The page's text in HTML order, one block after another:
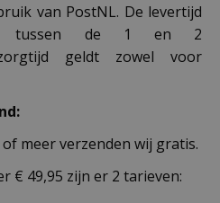
van PostNL. De levertijd
tussen de 1 en 2
geldt zowel voor
meer verzenden wij gratis.
€ 49,95 zijn er 2 tarieven: